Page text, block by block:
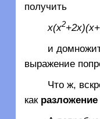
получить
x(x2+2x)(x
и домножить
выражение
Что ж,
как